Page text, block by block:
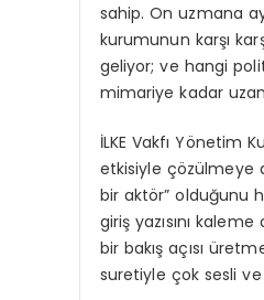
sahip. On uzmana
kurumunun karşı
geliyor; ve hangi
mimariye kadar
İLKE Vakfı Yönetim
etkisiyle çözülmeye
bir aktör” olduğunu
giriş yazısını
bir bakış açısı
suretiyle çok sesli